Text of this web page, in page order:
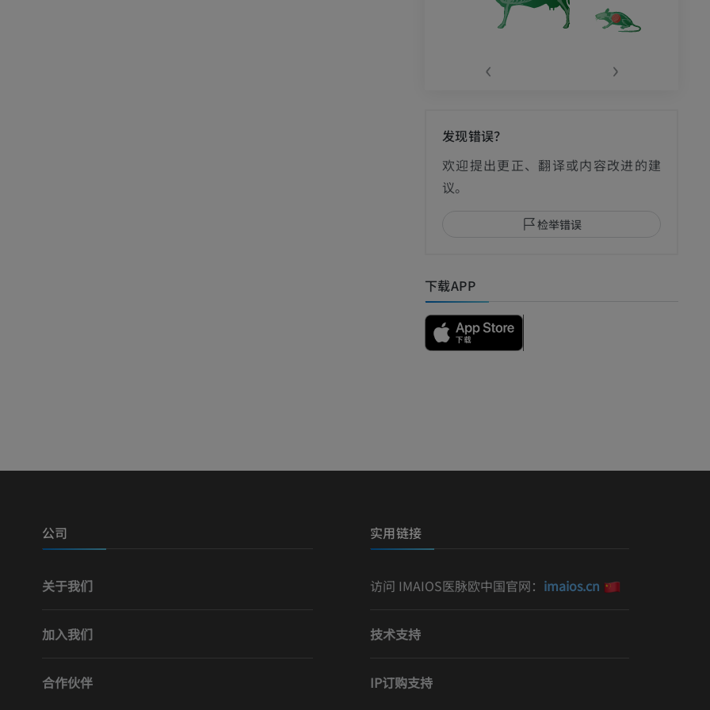
‹ ›
发现错误？
欢迎提出更正、翻译或内容改进的建
议。
检举错误
下载APP
公司
关于我们
加入我们
合作伙伴
实用链接
访问 IMAIOS医脉欧中国官网： imaios.cn
技术支持
IP订购支持